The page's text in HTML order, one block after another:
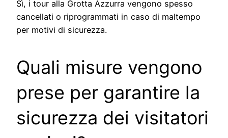
Sì, i tour alla Grotta Azzurra vengono spesso
cancellati o riprogrammati in caso di maltempo
per motivi di sicurezza.
Quali misure vengono
prese per garantire la
sicurezza dei visitatori